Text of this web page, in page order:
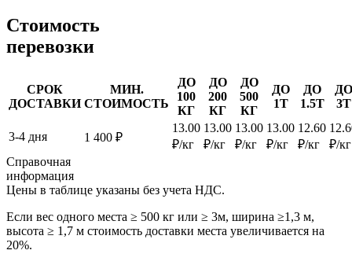
Стоимость
перевозки
СРОК
ДОСТАВКИ
МИН.
СТОИМОСТЬ
ДО
100
КГ
ДО
200
КГ
ДО
500
КГ
ДО
1Т
ДО
1.5Т
ДО
3Т
3-4 дня 1 400 ₽
13.00
₽/кг
13.00
₽/кг
13.00
₽/кг
13.00
₽/кг
12.60
₽/кг
₽/кг
Справочная
информация
Цены в таблице указаны без учета НДС.
Если вес одного места ≥ 500 кг или ≥ 3м, ширина ≥1,3 м,
высота ≥ 1,7 м стоимость доставки места увеличивается на
20%.